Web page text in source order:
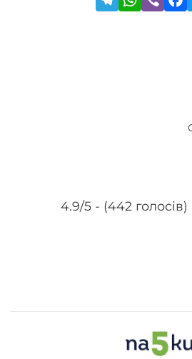
4.9/5 - (442 голосів)